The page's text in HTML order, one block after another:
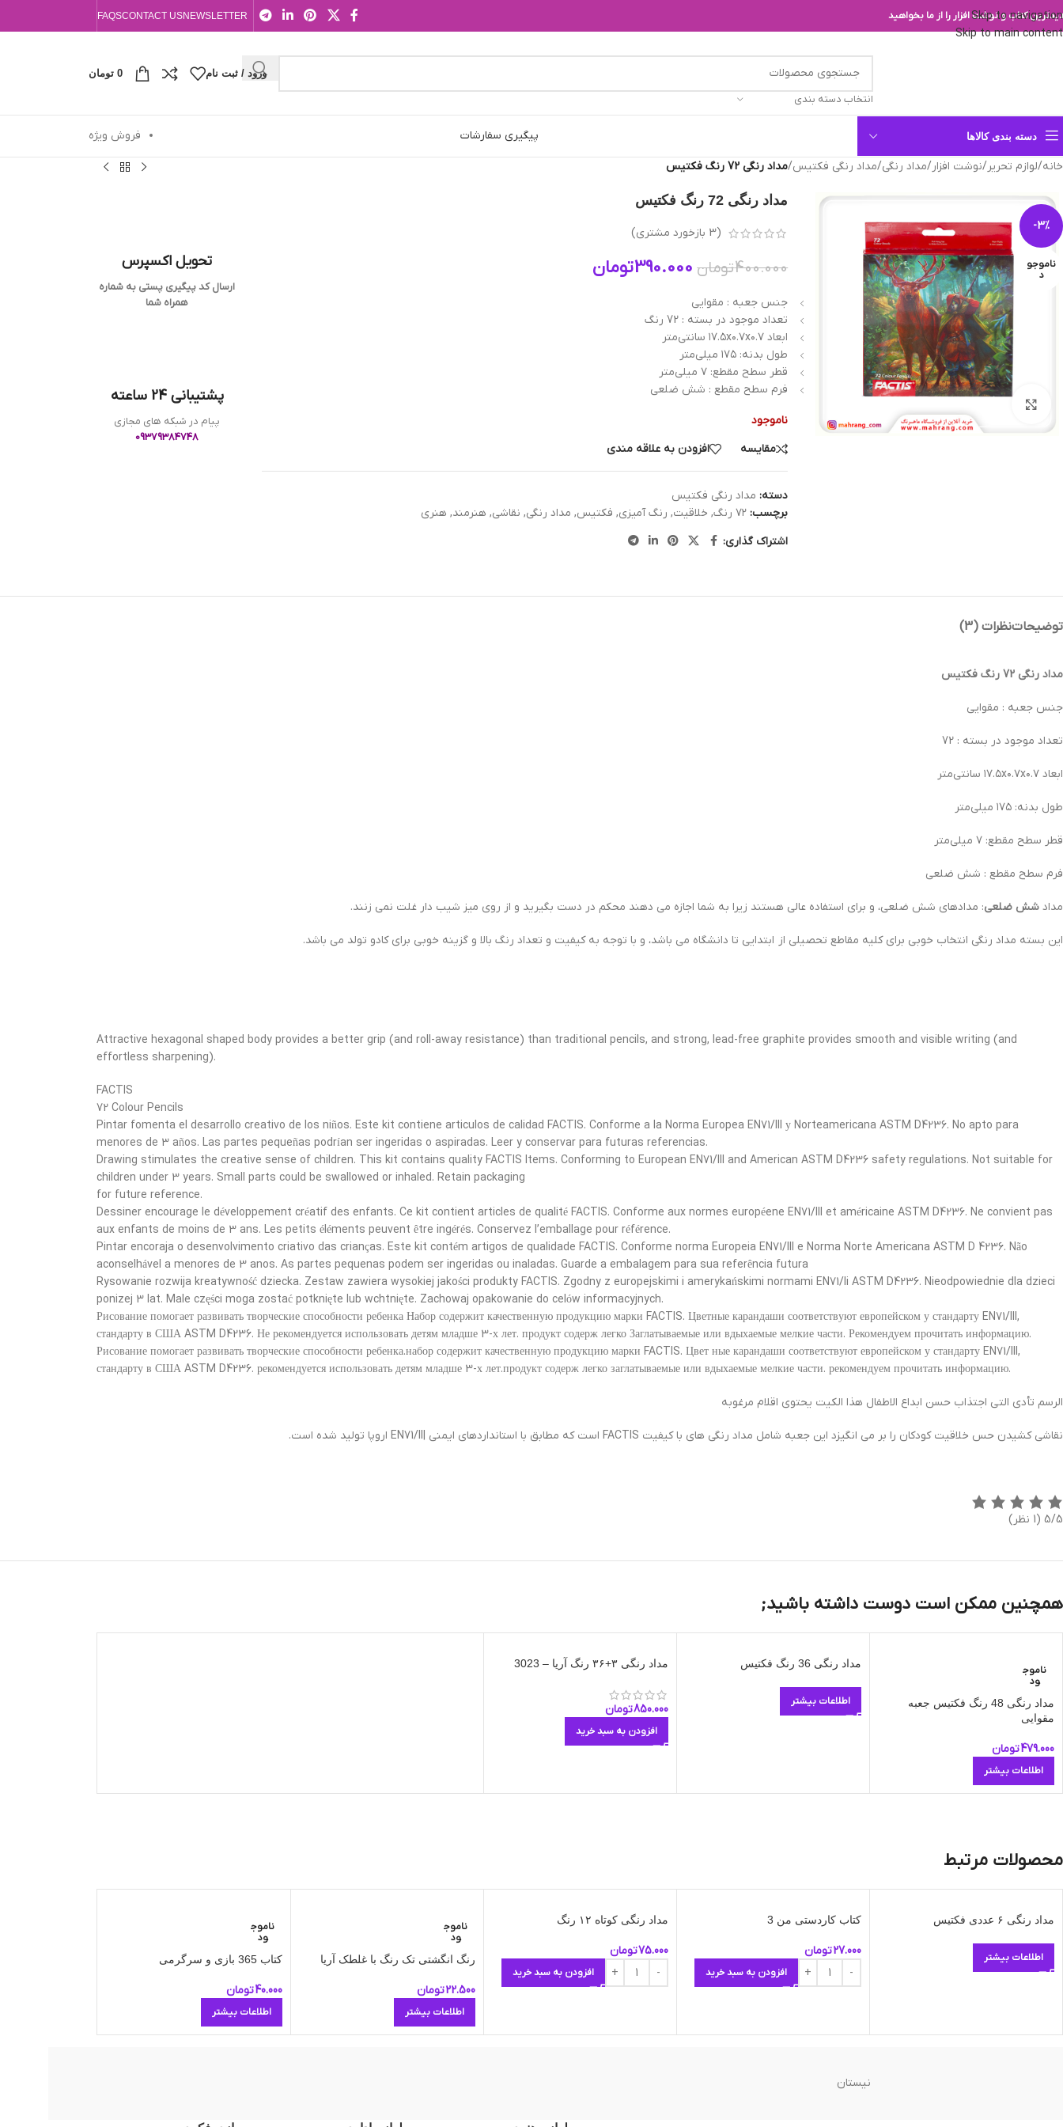
Skip to navigation
Skip to main content
کتاب و نوشت افزار را از ما بخواهید NEWSLETTER
CONTACT US
FAQS
انتخاب دسته بندی
ورود / ثبت نام 0 تومان
دسته بندی کالاها پیگیری سفارشات فروش ویژه
خانه/لوازم تحریر/نوشت افزار/مداد رنگی/مداد رنگی فکتیس/مداد رنگی 72 رنگ فکتیس
-3%
ناموجو
د
مداد رنگی 72 رنگ فکتیس
(
3 بازخورد مشتری)
400.000تومان 390.000تومان
جنس جعبه : مقوایی
تعداد موجود در بسته : 72 رنگ
ابعاد ۱۷.۵x۰.۷x۰.۷ سانتی‌متر
طول بدنه: ۱۷۵ میلی‌متر
قطر سطح مقطع: ۷ میلی‌متر
فرم سطح مقطع : شش ضلعی
ناموجود
مقایسه
افزودن به علاقه مندی
دسته: مداد رنگی فکتیس
برچسب: ۷۲ رنگ , خلاقیت, رنگ آمیزی, فکتیس, مداد رنگی, نقاشی, هنرمند, هنری
اشتراک گذاری:
تحویل اکسپرس
ارسال کد پیگیری پستی به شماره
همراه شما
پشتیبانی 24 ساعته
پیام در شبکه های مجازی
09379384748
توضیحاتنظرات (3)
مداد رنگی 72 رنگ فکتیس
جنس جعبه : مقوایی
تعداد موجود در بسته : 72
ابعاد ۱۷.۵x۰.۷x۰.۷ سانتی‌متر
طول بدنه: ۱۷۵ میلی‌متر
قطر سطح مقطع: ۷ میلی‌متر
فرم سطح مقطع : شش ضلعی
مداد شش ضلعی: مدادهای شش ضلعی، و برای استفاده عالی هستند زیرا به شما اجازه می دهند محکم در دست بگیرید و از روی میز شیب دار غلت نمی زنند.
این بسته مداد رنگی انتخاب خوبی برای کلیه مقاطع تحصیلی از ابتدایی تا دانشگاه می باشد، و با توجه به کیفیت و تعداد رنگ بالا و گزینه خوبی برای کادو تولد می باشد.
Attractive hexagonal shaped body provides a better grip (and roll-away resistance) than traditional pencils, and strong, lead-free graphite provides smooth and visible writing (and
effortless sharpening).
FACTIS
72 Colour Pencils
Pintar fomenta el desarrollo creativo de los niños. Este kit contiene articulos de calidad FACTIS. Conforme a la Norma Europea EN71/III у Norteamericana ASTM D4236. No apto para
menores de 3 años. Las partes pequeñas podrían ser ingeridas o aspiradas. Leer y conservar para futuras referencias.
Drawing stimulates the creative sense of children. This kit contains quality FACTIS Items. Conforming to European EN71/III and American ASTM D4236 safety regulations. Not suitable for
children under 3 years. Small parts could be swallowed or inhaled. Retain packaging
for future reference.
Dessiner encourage le développement créatif des enfants. Ce kit contient articles de qualité FACTIS. Conforme aux normes européene EN71/III et américaine ASTM D4236. Ne convient pas
aux enfants de moins de 3 ans. Les petits éléments peuvent être ingérés. Conservez l’emballage pour référence.
Pintar encoraja o desenvolvimento criativo das crianças. Este kit contém artigos de qualidade FACTIS. Conforme norma Europeia EN71/III e Norma Norte Americana ASTM D 4236. Não
aconselhável a menores de 3 anos. As partes pequenas podem ser ingeridas ou inaladas. Guarde a embalagem para sua referência futura
Rysowanie rozwija kreatywność dziecka. Zestaw zawiera wysokiej jakości produkty FACTIS. Zgodny z europejskimi i amerykańskimi normami EN71/Ii ASTM D4236. Nieodpowiednie dla dzieci
ponizej 3 lat. Male części moga zostać potknięte lub wchtnięte. Zachowaj opakowanie do celów informacyjnych.
Рисование помогает развивать творческие способности ребенка Набор содержит качественную продукцию марки FACTIS. Цветные карандаши соответствуют европейском у стандарту EN71/III,
стандарту в США ASTM D4236. Не рекомендуется использовать детям младше 3-х лет. продукт содерж легко Заглатываемые или вдыхаемые мелкие части. Рекомендуем прочитать информацию.
Рисование помогает развивать творческие способности ребенка.набор содержит качественную продукцию марки FACTIS. Цвет ные карандаши соответствуют европейском у стандарту EN71/III,
стандарту в США ASTM D4236. рекомендуется использовать детям младше 3-х лет.продукт содерж легко заглатываемые или вдыхаемые мелкие части. рекомендуем прочитать информацию.
الرسم تأدى التى اجتذاب حسن ابداع الاطفال هذا الكيت يحتوی اقلام مرغوبه
نقاشی کشیدن حس خلاقیت کودکان را بر می انگیزد این جعبه شامل مداد رنگی های با کیفیت FACTIS است که مطابق با استانداردهای ایمنی |EN71/II اروپا تولید شده است.
5/5 (1 نظر)
همچنین ممکن است دوست داشته باشید;
ناموج
ود
مداد رنگی 48 رنگ فکتیس جعبه
مقوایی
479.000تومان
اطلاعات بیشتر
مداد رنگی 36 رنگ فکتیس
اطلاعات بیشتر
مداد رنگی ۳+۳۶ رنگ آریا – 3023
850.000تومان
افزودن به سبد خرید
محصولات مرتبط
مداد رنگی ۶ عددی فکتیس
اطلاعات بیشتر
کتاب کاردستی من 3
27.000تومان
افزودن به سبد خرید
مداد رنگی کوتاه ۱۲ رنگ
75.000تومان
افزودن به سبد خرید
ناموج
ود
رنگ انگشتی تک رنگ با غلطک آریا
22.500تومان
اطلاعات بیشتر
ناموج
ود
کتاب 365 بازی و سرگرمی
40.000تومان
اطلاعات بیشتر
نیستان